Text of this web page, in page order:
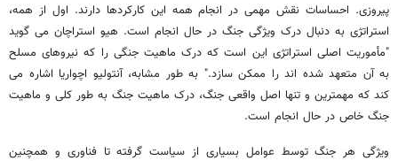
پیروزی. احساسات نقش مهمی در انجام همه این کارکردها دارند. اول از همه،
استراتژی به دنبال درک ویژگی جنگ در حال انجام است. هیو استراچان می گوید
"مأموریت اصلی استراتژی این است که درک ماهیت جنگی را که نیروهای مسلح
به آن متعهد شده اند را ممکن سازد." به طور مشابه، آنتولیو اچواریا اشاره می
کند که مهمترین و تنها اصل واقعی جنگ، درک ماهیت جنگ به طور کلی و ماهیت
جنگ خاص در حال انجام است.
ویژگی هر جنگ توسط عوامل بسیاری از سیاست گرفته تا فناوری و همچنین